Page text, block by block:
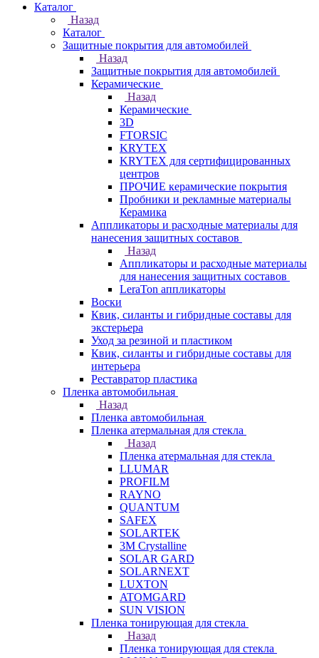
Каталог
Назад
Каталог
Защитные покрытия для автомобилей
Назад
Защитные покрытия для автомобилей
Керамические
Назад
Керамические
3D
FTORSIC
KRYTEX
KRYTEX для сертифицированных
центров
ПРОЧИЕ керамические покрытия
Пробники и рекламные материалы
Керамика
Аппликаторы и расходные материалы для
нанесения защитных составов
Назад
Аппликаторы и расходные материалы
для нанесения защитных составов
LeraTon аппликаторы
Воски
Квик, силанты и гибридные составы для
экстерьера
Уход за резиной и пластиком
Квик, силанты и гибридные составы для
интерьера
Реставратор пластика
Пленка автомобильная
Назад
Пленка автомобильная
Пленка атермальная для стекла
Назад
Пленка атермальная для стекла
LLUMAR
PROFILM
RAYNO
QUANTUM
SAFEX
SOLARTEK
3M Crystalline
SOLAR GARD
SOLARNEXT
LUXTON
ATOMGARD
SUN VISION
Пленка тонирующая для стекла
Назад
Пленка тонирующая для стекла